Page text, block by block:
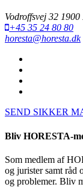
Vodroffsvej 32
+45 35 24 80 80
horesta@horesta.dk
SEND SIKKER
Bliv HORESTA-
Som medlem af
og jurister samt råd
og problemer. Bliv